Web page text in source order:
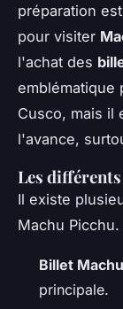
préparation
pour visiter
l'achat des
emblématique
Cusco, mais il
l'avance,
Les
Il existe
Machu
Billet
principale.